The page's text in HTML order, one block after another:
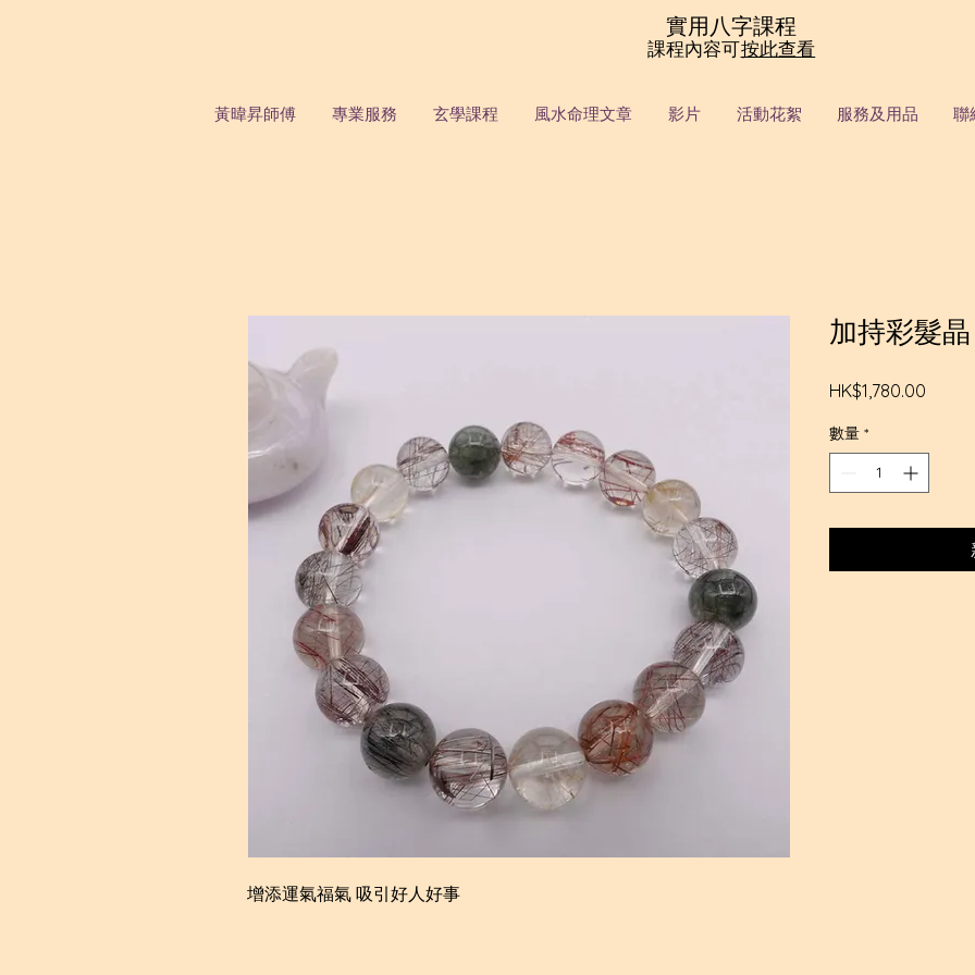
實用八字課程
課程內容可按此查看
黃暐昇師傅 專業服務 玄學課程 風水命理文章 影片 活動花絮 服務及用品 聯
增添運氣福氣 吸引好人好事
加持彩髮晶
HK$1,780.00
數量 *